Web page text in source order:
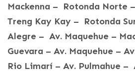
Mackenna – Rotonda Norte
Treng Kay Kay – Rotonda
Alegre – Av. Maquehue –
Guevara – Av. Maquehue –
Rio Limarí – Av. Pulmahue –